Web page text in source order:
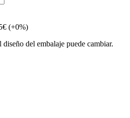
(+0%)
del embalaje puede cambiar.